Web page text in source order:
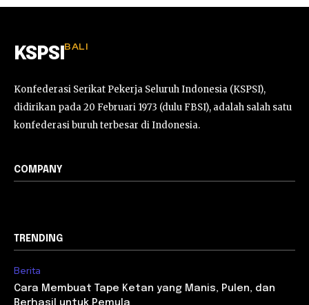
KSPSI BALI
Konfederasi Serikat Pekerja Seluruh Indonesia (KSPSI),
didirikan pada 20 Februari 1973 (dulu FBSI), adalah salah satu
konfederasi buruh terbesar di Indonesia.
COMPANY
TRENDING
Berita
Cara Membuat Tape Ketan yang Manis, Pulen, dan